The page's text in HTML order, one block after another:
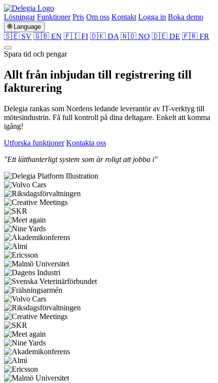
Lösningar Funktioner Pris Om oss Kontakt Logga in Boka demo
🌐 Language
🇸🇪 SV 🇬🇧 EN 🇫🇮 FI 🇩🇰 DA 🇳🇴 NO 🇩🇪 DE 🇫🇷 FR
Spara tid och pengar
Allt från inbjudan till registrering till
fakturering
Delegia rankas som Nordens ledande leverantör av IT-verktyg till
mötesindustrin. Få full kontroll på dina deltagare. Enkelt att komma
igång!
Utforska funktioner Kontakta oss
"Ett lätthanterligt system som är roligt att jobba i"